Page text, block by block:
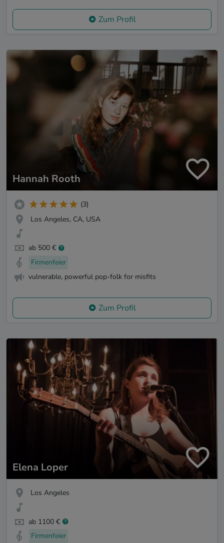
Zum Profil
Hannah Rooth
(3)
Los Angeles, CA, USA
ab 500 €
Firmenfeier
vulnerable, powerful pop-folk for misfits
Zum Profil
Elena Loper
Los Angeles
ab 1100 €
Firmenfeier